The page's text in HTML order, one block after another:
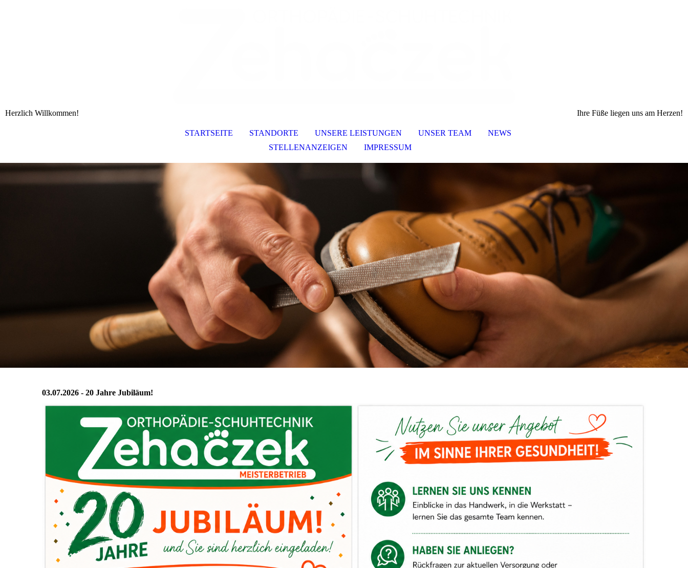
Herzlich Willkommen! Ihre Füße liegen uns am Herzen!
STARTSEITE STANDORTE UNSERE LEISTUNGEN UNSER TEAM
NEWS
STELLENANZEIGEN
IMPRESSUM
03.07.2026 - 20 Jahre Jubiläum!